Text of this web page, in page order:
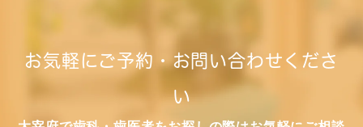
お気軽にご予約・お問い合わせくださ
い